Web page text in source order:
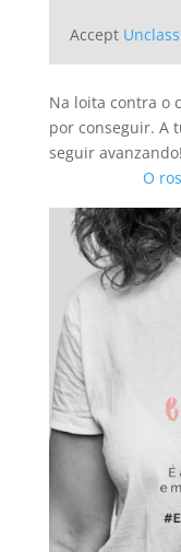
Accept
Na loita contra o
por conseguir. A
seguir avanzando!
O